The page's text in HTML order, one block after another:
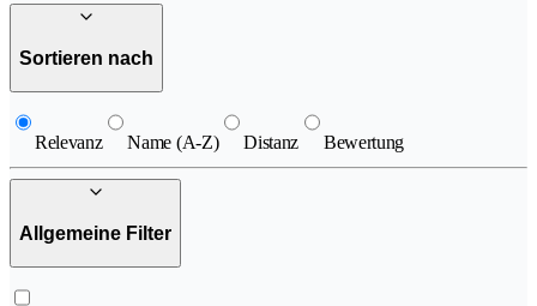
Sortieren nach
Relevanz Name (A-Z) Distanz Bewertung
Allgemeine Filter